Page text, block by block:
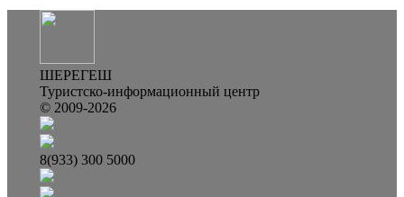
ШЕРЕГЕШ
Туристско-информационный центр
© 2009-2026
8(933) 300 5000